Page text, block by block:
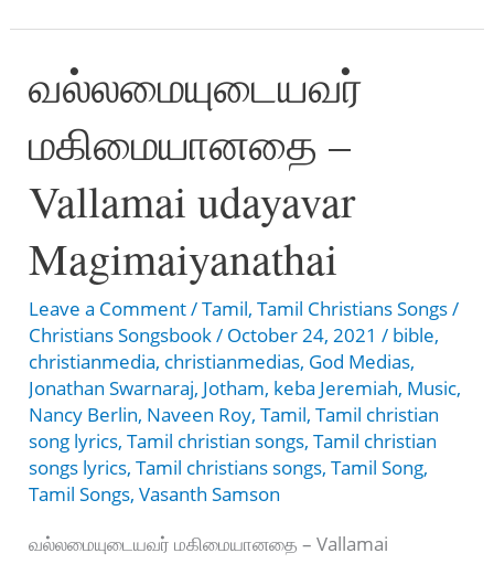
உணர்ந்த
எந்தன்
இயேசு
-
Ullathai
Unarntha
Enthan
Yaesu
வல்லமையுடையவர்
மகிமையானதை –
Vallamai udayavar
Magimaiyanathai
Leave a Comment/Tamil,Tamil Christians Songs/
Christians Songsbook/ October 24, 2021/ bible,
christianmedia, christianmedias, God Medias,
Jonathan Swarnaraj, Jotham, keba Jeremiah, Music,
Nancy Berlin, Naveen Roy,Tamil,Tamil christian
song lyrics,Tamil christian songs,Tamil christian
songs lyrics,Tamil christians songs,Tamil Song,
Tamil Songs,Vasanth Samson
வல்லமையுடையவர் மகிமையானதை – Vallamai